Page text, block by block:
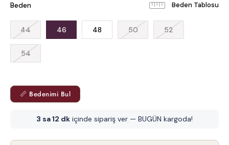
Beden Beden Tablosu
44 46 48 50 52
54
📏 Bedenimi Bul
3 sa 12 dk içinde sipariş ver — BUGÜN kargoda!